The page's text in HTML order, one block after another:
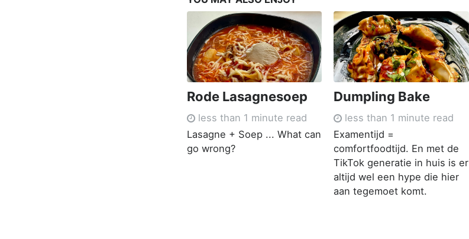
Rode Lasagnesoep
less than 1 minute read
Lasagne + Soep ... What can
go wrong?
Dumpling Bake
less than 1 minute read
Examentijd =
comfortfoodtijd. En met de
TikTok generatie in huis is er
altijd wel een hype die hier
aan tegemoet komt.